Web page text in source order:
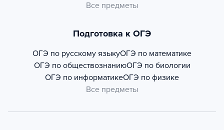
Все предметы
Подготовка к ОГЭ
ОГЭ по русскому языкуОГЭ по математике
ОГЭ по обществознаниюОГЭ по биологии
ОГЭ по информатикеОГЭ по физике
Все предметы